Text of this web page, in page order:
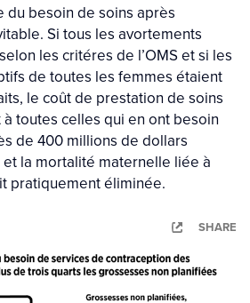
du besoin de soins après
Si tous les avortements
les critéres de l’OMS et si les
de toutes les femmes étaient
le coût de prestation de soins
toutes celles qui en ont besoin
de 400 millions de dollars
la mortalité maternelle liée à
pratiquement éliminée.
SHARE